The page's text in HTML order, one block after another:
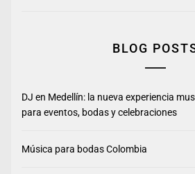
BLOG
DJ en Medellín: la nueva experiencia
para eventos, bodas y celebraciones
Música para bodas Colombia